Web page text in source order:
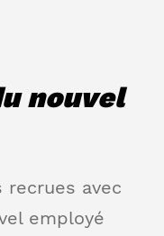
nouvel
recrues avec
employé